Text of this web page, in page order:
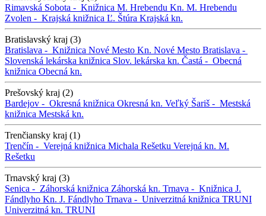
Rimavská Sobota - Knižnica M. Hrebendu Kn. M. Hrebendu
Zvolen - Krajská knižnica Ľ. Štúra Krajská kn.
Bratislavský kraj (3)
Bratislava - Knižnica Nové Mesto Kn. Nové Mesto Bratislava -
Slovenská lekárska knižnica Slov. lekárska kn. Častá - Obecná
knižnica Obecná kn.
Prešovský kraj (2)
Bardejov - Okresná knižnica Okresná kn. Veľký Šariš - Mestská
knižnica Mestská kn.
Trenčiansky kraj (1)
Trenčín - Verejná knižnica Michala Rešetku Verejná kn. M.
Rešetku
Trnavský kraj (3)
Senica - Záhorská knižnica Záhorská kn. Trnava - Knižnica J.
Fándlyho Kn. J. Fándlyho Trnava - Univerzitná knižnica TRUNI
Univerzitná kn. TRUNI